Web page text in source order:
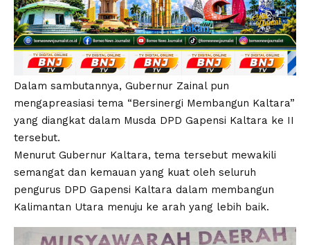
Dalam sambutannya, Gubernur Zainal pun
mengapreasiasi tema “Bersinergi Membangun Kaltara”
yang diangkat dalam Musda DPD Gapensi Kaltara ke II
tersebut.
Menurut Gubernur Kaltara, tema tersebut mewakili
semangat dan kemauan yang kuat oleh seluruh
pengurus DPD Gapensi Kaltara dalam membangun
Kalimantan Utara menuju ke arah yang lebih baik.